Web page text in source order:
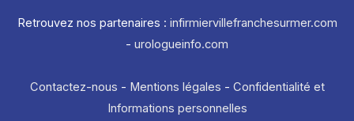
Retrouvez nos partenaires : infirmiervillefranchesurmer.com
- urologueinfo.com
Contactez-nous - Mentions légales - Confidentialité et
Informations personnelles